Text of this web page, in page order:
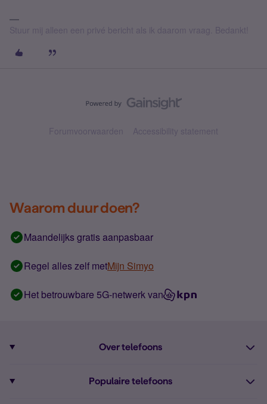
Stuur mij alleen een privé bericht als ik daarom vraag. Bedankt!
Forumvoorwaarden Accessibility statement
Waarom duur doen?
Maandelijks gratis aanpasbaar
Regel alles zelf metMijn Simyo
Het betrouwbare 5G-netwerk van
Over telefoons
Populaire telefoons